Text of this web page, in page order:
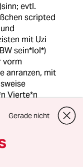
evtl.
scripted
mit Uzi
sein*lol*)
vorm
anranzen, mit
Vierte*n
Gerade nicht